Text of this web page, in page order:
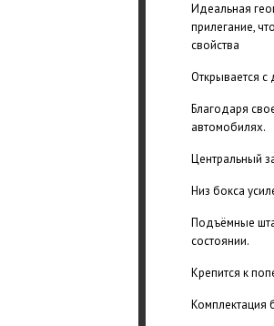
Идеальная
прилегание,
свойства
Открывается с
Благодаря
автомобилях.
Центральный
Низ бокса
Подъёмные
состоянии.
Крепится к
Комплектация